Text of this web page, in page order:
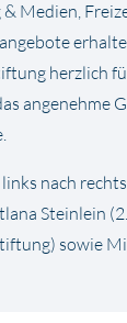
Medien,
herzlich
angenehme
nach
Steinlein
sowie